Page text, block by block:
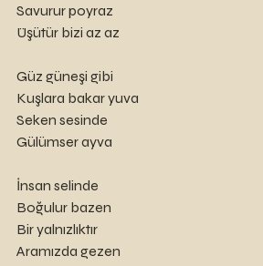
Savurur poyraz
Üşütür bizi az az
Güz güneşi gibi
Kuşlara bakar yuva
Seken sesinde
Gülümser ayva
İnsan selinde
Boğulur bazen
Bir yalnızlıktır
Aramızda gezen